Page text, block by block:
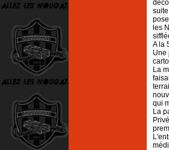
les
A la
Une
La
qui
La